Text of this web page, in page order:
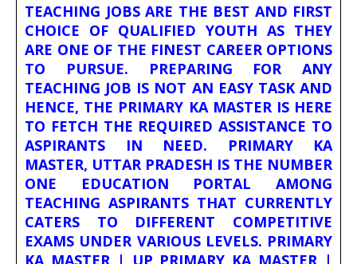
TEACHING JOBS ARE THE BEST AND FIRST
CHOICE OF QUALIFIED YOUTH AS THEY
ARE ONE OF THE FINEST CAREER OPTIONS
TO PURSUE. PREPARING FOR ANY
TEACHING JOB IS NOT AN EASY TASK AND
HENCE, THE PRIMARY KA MASTER IS HERE
TO FETCH THE REQUIRED ASSISTANCE TO
ASPIRANTS IN NEED. PRIMARY KA
MASTER, UTTAR PRADESH IS THE NUMBER
ONE EDUCATION PORTAL AMONG
TEACHING ASPIRANTS THAT CURRENTLY
CATERS TO DIFFERENT COMPETITIVE
EXAMS UNDER VARIOUS LEVELS. PRIMARY
KA MASTER | UP PRIMARY KA MASTER |